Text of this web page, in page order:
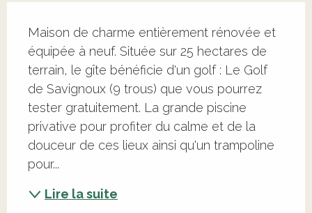
Maison de charme entièrement rénovée et
équipée à neuf. Située sur 25 hectares de
terrain, le gîte bénéficie d'un golf : Le Golf
de Savignoux (9 trous) que vous pourrez
tester gratuitement. La grande piscine
privative pour profiter du calme et de la
douceur de ces lieux ainsi qu'un trampoline
pour...
Lire la suite